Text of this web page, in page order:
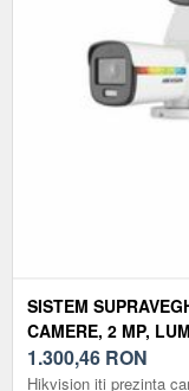
SISTEM
CAMERE, 2 MP,
1.300,46 RON
Hikvision iti prezinta